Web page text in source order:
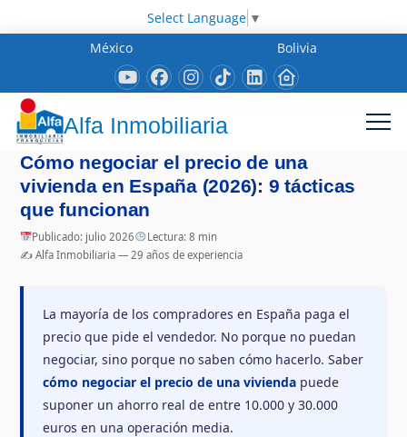
Select Language ▼
México
Bolivia
Alfa Inmobiliaria
Cómo negociar el precio de una
vivienda en España (2026): 9 tácticas
que funcionan
Publicado: julio 2026
Lectura: 8 min
✍️ Alfa Inmobiliaria — 29 años de experiencia
La mayoría de los compradores en España paga el
precio que pide el vendedor. No porque no puedan
negociar, sino porque no saben cómo hacerlo. Saber
cómo negociar el precio de una vivienda puede
suponer un ahorro real de entre 10.000 y 30.000
euros en una operación media.